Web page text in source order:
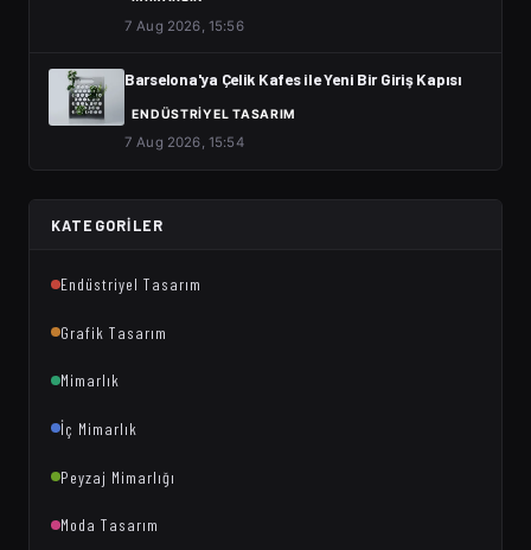
7 Aug 2026, 15:56
Barselona'ya Çelik Kafes ile Yeni Bir Giriş Kapısı
ENDÜSTRIYEL TASARIM
7 Aug 2026, 15:54
KATEGORILER
Endüstriyel Tasarım
Grafik Tasarım
Mimarlık
İç Mimarlık
Peyzaj Mimarlığı
Moda Tasarım